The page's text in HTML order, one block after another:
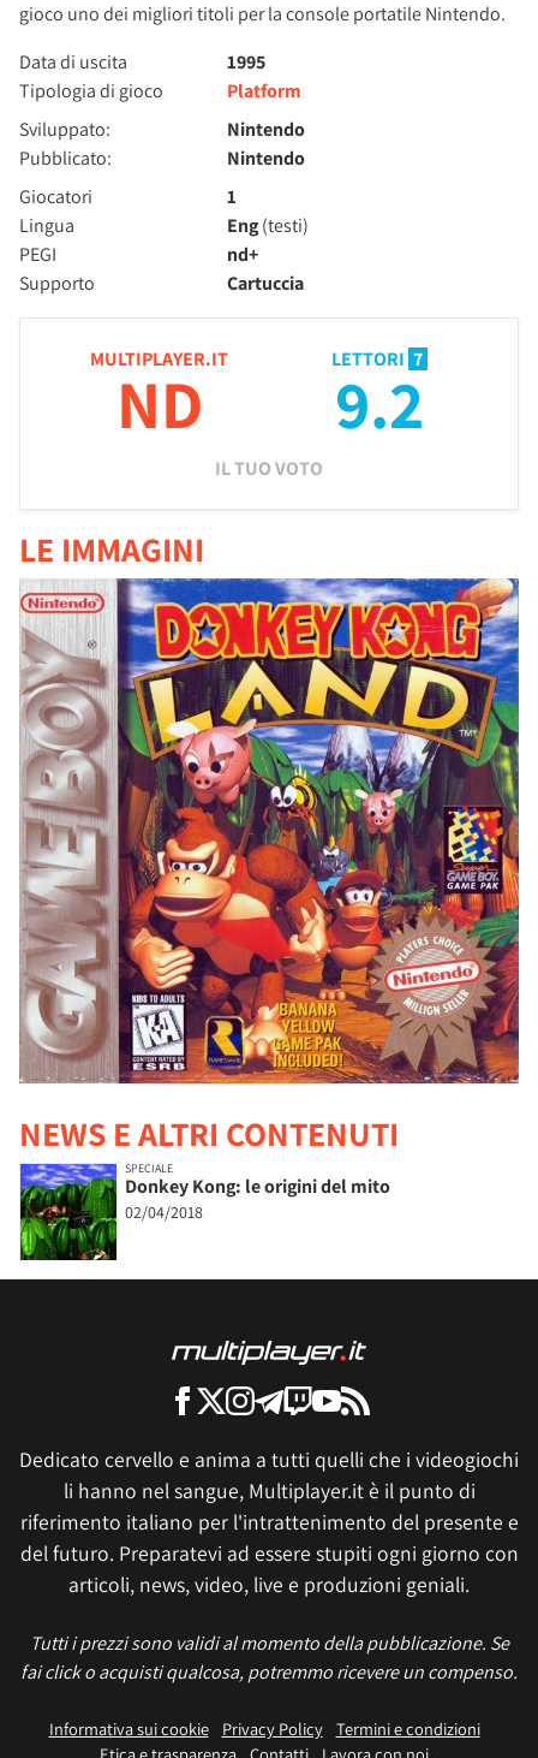
gioco uno dei migliori titoli per la console portatile Nintendo.
Data di uscita
1995
Tipologia di gioco
Platform
Sviluppato:
Nintendo
Pubblicato:
Nintendo
Giocatori
1
Lingua
Eng(testi)
PEGI
nd+
Supporto
Cartuccia
MULTIPLAYER.IT
ND
LETTORI 7
9.2
IL TUO VOTO
LE IMMAGINI
NEWS E ALTRI CONTENUTI
SPECIALE
Donkey Kong: le origini del mito
02/04/2018
Dedicato cervello e anima a tutti quelli che i videogiochi
li hanno nel sangue, Multiplayer.it è il punto di
riferimento italiano per l'intrattenimento del presente e
del futuro. Preparatevi ad essere stupiti ogni giorno con
articoli, news, video, live e produzioni geniali.
Tutti i prezzi sono validi al momento della pubblicazione. Se
fai click o acquisti qualcosa, potremmo ricevere un compenso.
Informativa sui cookie Privacy Policy
Termini e condizioni